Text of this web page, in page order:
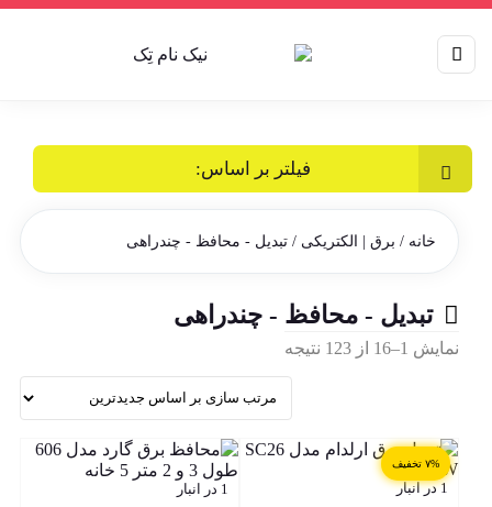
فیلتر بر اساس:
خانه / برق | الکتریکی / تبدیل - محافظ - چندراهی
تبدیل - محافظ - چندراهی
نمایش 1–16 از 123 نتیجه
۷% تخفیف
1 در انبار 1 در انبار